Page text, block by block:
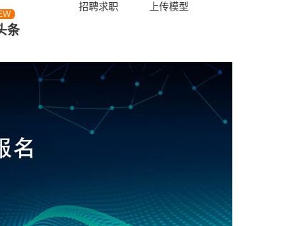
招聘求职 上传模型
条